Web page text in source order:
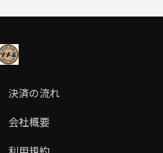
決済の流れ
会社概要